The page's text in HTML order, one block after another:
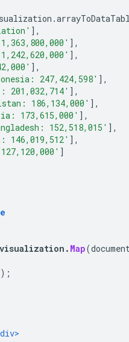
.
],
],
],
],
247,424,598' ],
201,032,714' ],
186,134,000' ],
173,615,000' ],
152,518,015' ],
146,019,512' ],
]
visualization . Map(
);